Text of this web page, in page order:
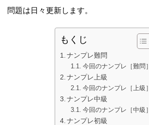
問題は日々更新します。
もくじ
ナンプレ難問
今回のナンプレ［難問］
ナンプレ上級
今回のナンプレ［上級］
ナンプレ中級
今回のナンプレ［中級］
ナンプレ初級